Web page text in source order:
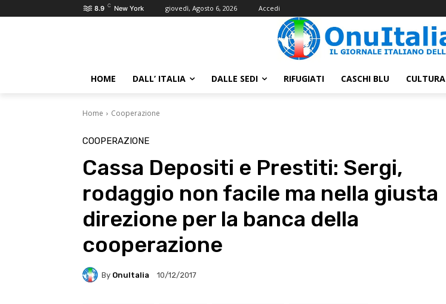
8.9 C New York giovedì, Agosto 6, 2026 Accedi
HOME DALL’ ITALIA DALLE SEDI RIFUGIATI CASCHI BLU CULTURA
Home Cooperazione
COOPERAZIONE
Cassa Depositi e Prestiti: Sergi,
rodaggio non facile ma nella giusta
direzione per la banca della
cooperazione
By OnuItalia 10/12/2017